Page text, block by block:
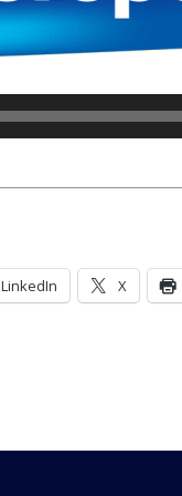
LinkedIn X